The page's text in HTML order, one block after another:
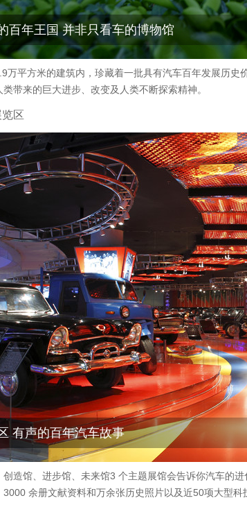
百年王国 并非只看车的博物馆
万平方米的建筑内，珍藏着一批具有汽车百年发展历史
类带来的巨大进步、改变及人类不断探索精神。
区
有声的百年汽车故事
创造馆、进步馆、未来馆3 个主题展馆会告诉你汽车的
3000 余册文献资料和万余张历史照片以及近50项大型